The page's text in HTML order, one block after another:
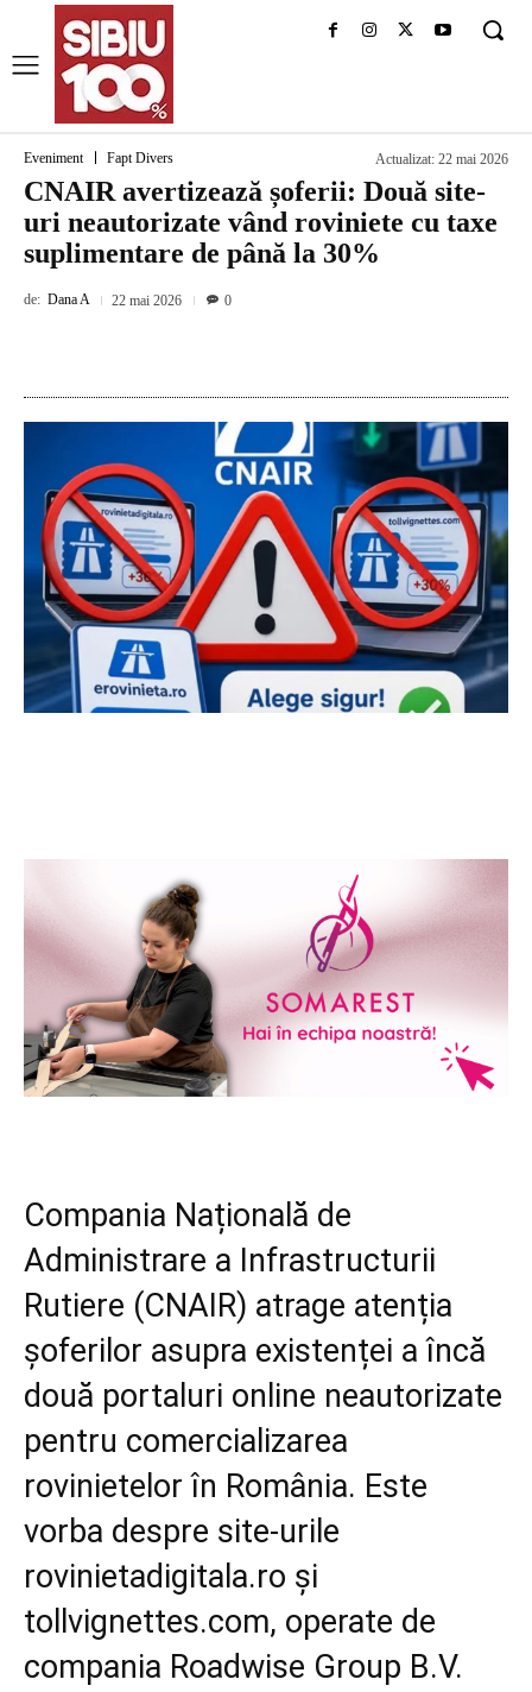
Eveniment Fapt Divers Actualizat: 22 mai 2026
CNAIR avertizează șoferii: Două site-
uri neautorizate vând roviniete cu taxe
suplimentare de până la 30%
de: Dana A 22 mai 2026 0
Compania Națională de
Administrare a Infrastructurii
Rutiere (CNAIR) atrage atenția
șoferilor asupra existenței a încă
două portaluri online neautorizate
pentru comercializarea
rovinietelor în România. Este
vorba despre site-urile
rovinietadigitala.ro și
tollvignettes.com, operate de
compania Roadwise Group B.V.